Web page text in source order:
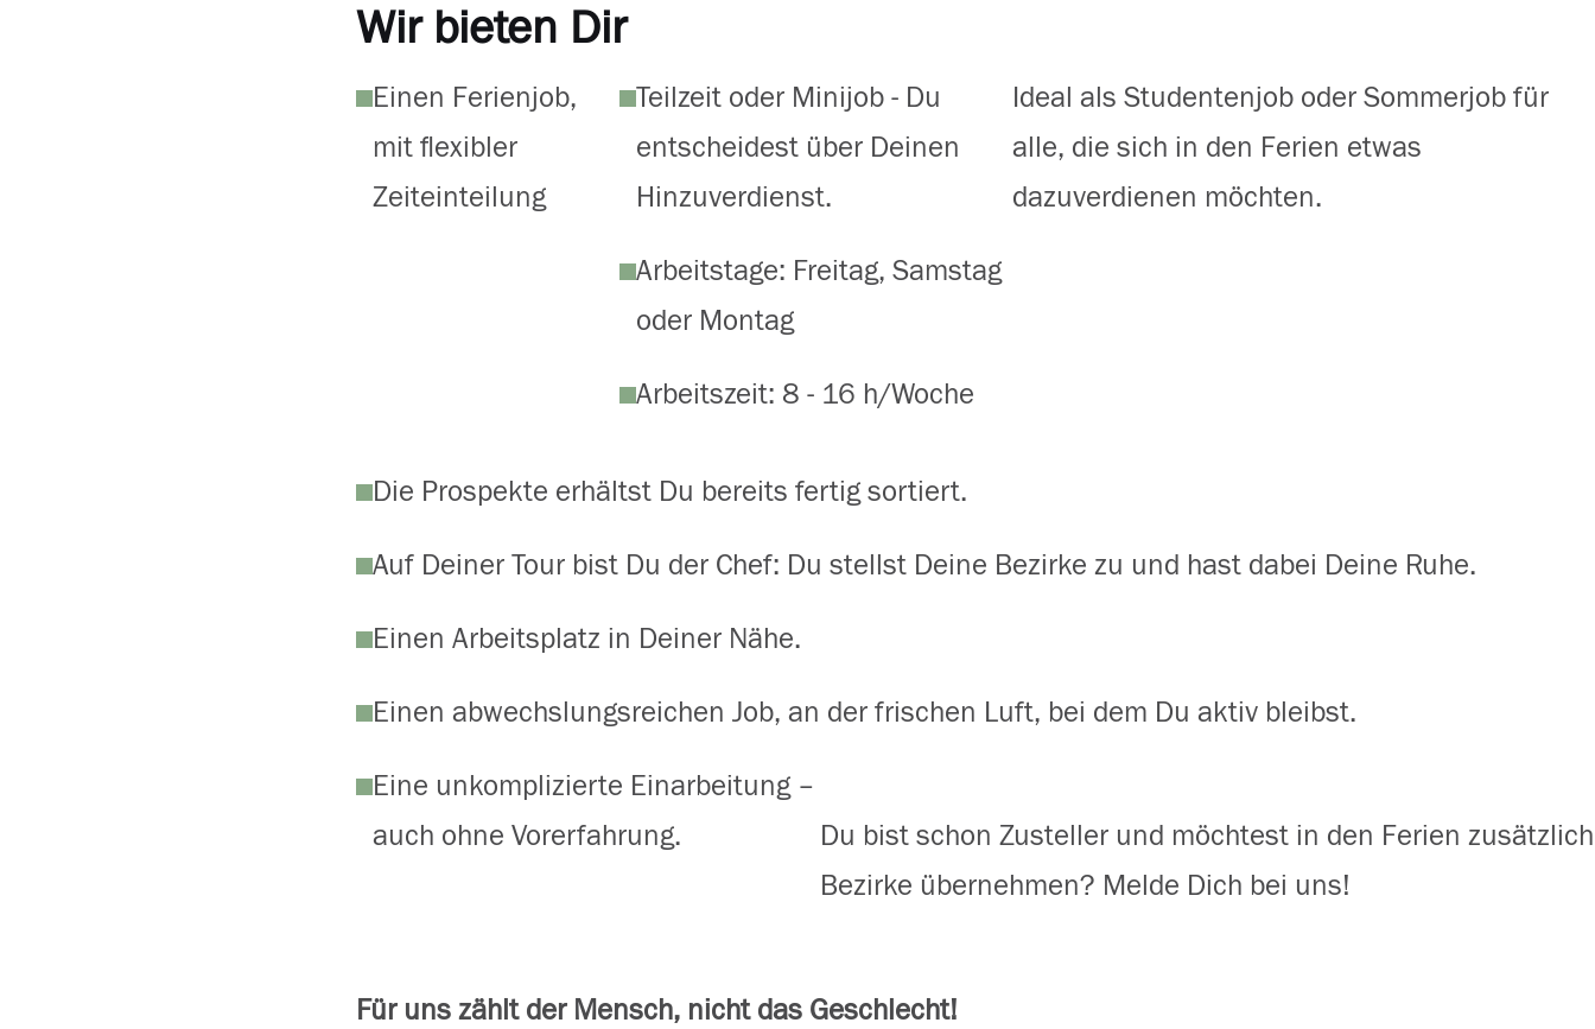
Wir bieten Dir
Einen Ferienjob,
mit flexibler
Zeiteinteilung
Teilzeit oder Minijob - Du
entscheidest über Deinen
Hinzuverdienst.
Arbeitstage: Freitag, Samstag
oder Montag
Arbeitszeit: 8 - 16 h/Woche
Ideal als Studentenjob oder Sommerjob für
alle, die sich in den Ferien etwas
dazuverdienen möchten.
Die Prospekte erhältst Du bereits fertig sortiert.
Auf Deiner Tour bist Du der Chef: Du stellst Deine Bezirke zu und hast dabei Deine Ruhe.
Einen Arbeitsplatz in Deiner Nähe.
Einen abwechslungsreichen Job, an der frischen Luft, bei dem Du aktiv bleibst.
Eine unkomplizierte Einarbeitung –
auch ohne Vorerfahrung.
Du bist schon Zusteller und möchtest in den Ferien zusätzlich
Bezirke übernehmen? Melde Dich bei uns!
Für uns zählt der Mensch, nicht das Geschlecht!